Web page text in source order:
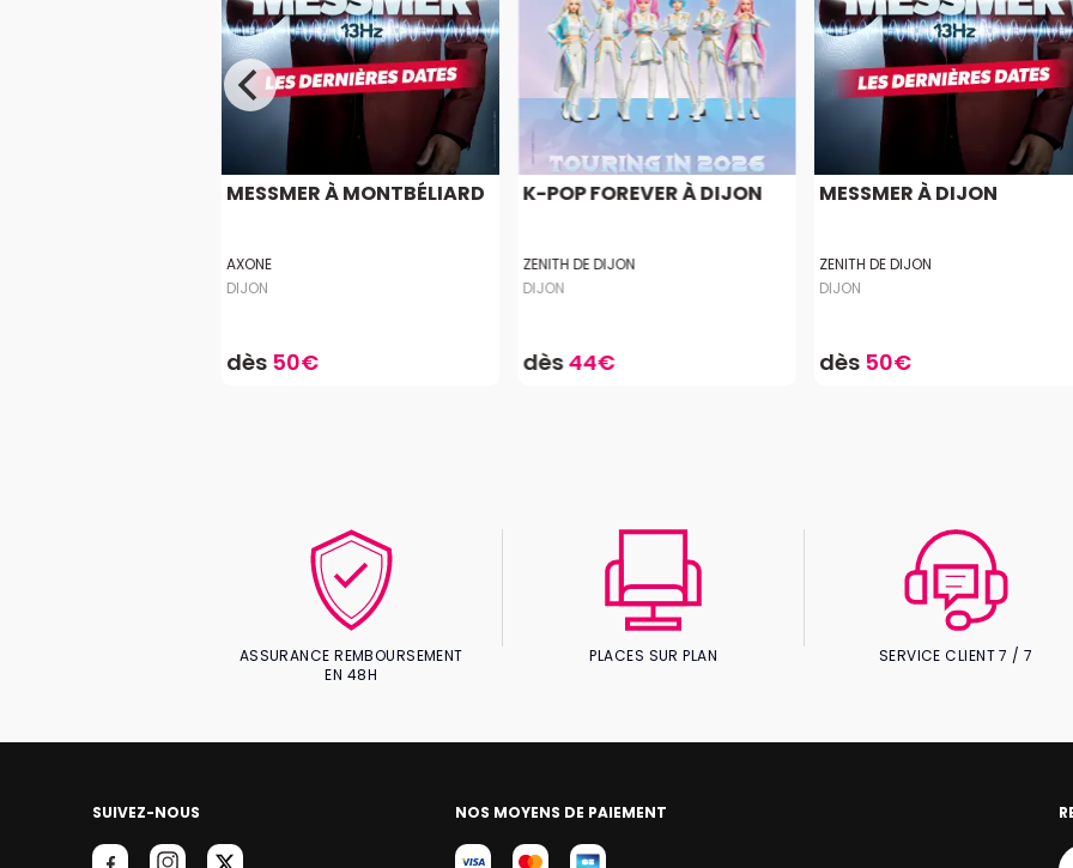
MESSMER À MONTBÉLIARD
AXONE
DIJON
dès 50€
K-POP FOREVER À DIJON
ZENITH DE DIJON
DIJON
dès44€
MESSMER À DIJON
ZENITH DE DIJON
DIJON
dès 50€
ASSURANCE REMBOURSEMENT
EN 48H
PLACES SUR PLAN SERVICE CLIENT 7 / 7
SUIVEZ-NOUS NOS MOYENS DE PAIEMENT